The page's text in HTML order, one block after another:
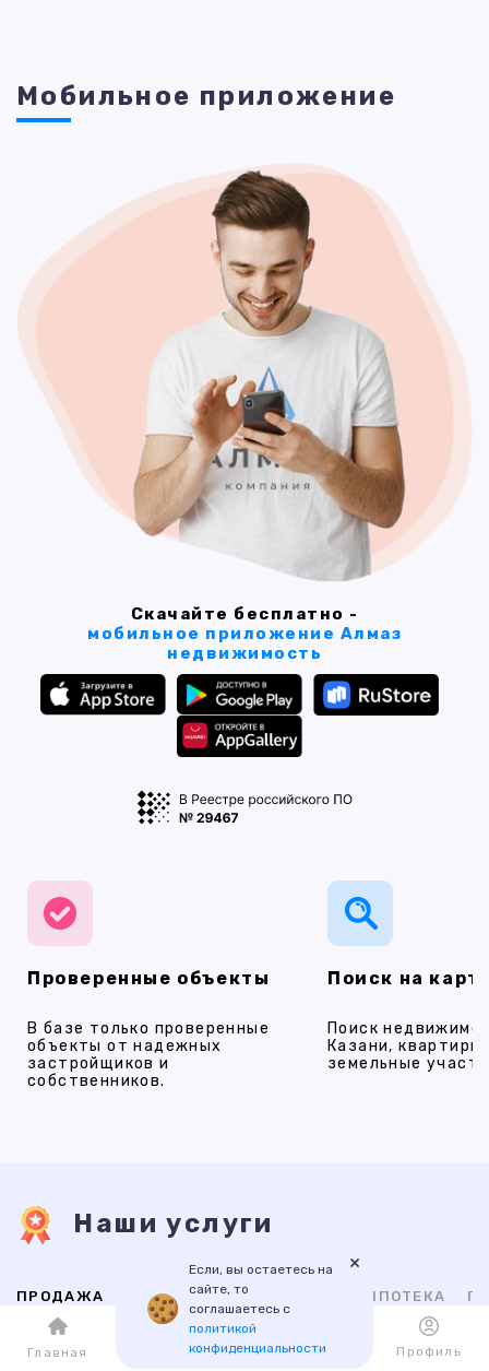
Мобильное приложение
Скачайте бесплатно -
мобильное приложение Алмаз
недвижимость
Проверенные объекты
В базе только проверенные
объекты от надежных
застройщиков и
собственников.
Поиск на
Поиск
Казани,
земельные
Наши услуги
ПРОДАЖА АРЕНДА НОВОСТРОЙКИ ИПОТЕКА
ВТОРИЧНАЯ НОВОСТРОЙКИ
Если, вы остаетесь на
сайте, то
соглашаетесь с
политикой
конфиденциальности
×
Главная Каталог Избранное Профиль